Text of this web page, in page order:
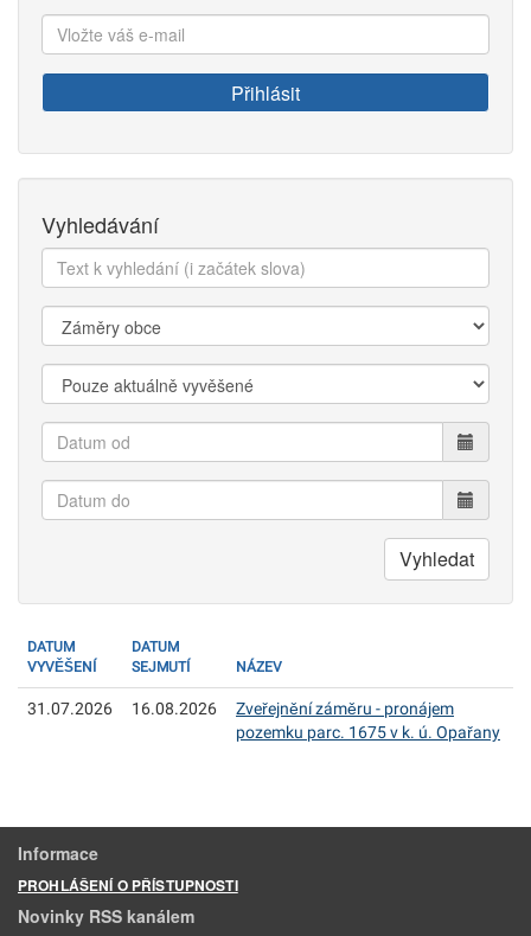
Vložte
váš
e-
mail:
Přihlásit
Vyhledávání
Text
k
vyhledání:
Kategorie:
Zobrazit:
Datum
od
Datum
do
Vyhledat
DATUM
VYVĚŠENÍ
DATUM
SEJMUTÍ
NÁZEV
31.07.2026 16.08.2026
Zveřejnění záměru - pronájem
pozemku parc. 1675 v k. ú. Opařany
Informace
PROHLÁŠENÍ O PŘÍSTUPNOSTI
Novinky RSS kanálem